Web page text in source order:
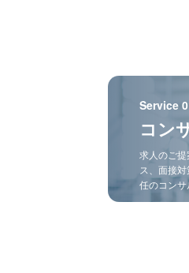
Service
コン
求人のご
ス、面接
任のコン